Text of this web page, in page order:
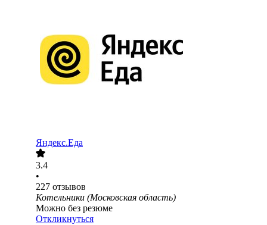
Яндекс.Еда
3.4
•
227 отзывов
Котельники (Московская область)
Можно без резюме
Откликнуться